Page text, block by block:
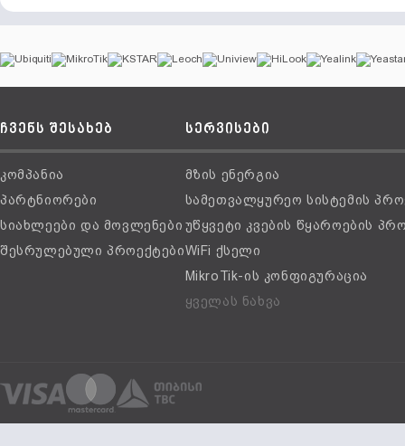
ჩვენს შესახებ
კომპანია
პარტნიორები
სიახლეები და მოვლენები
შესრულებული პროექტები
სერვისები
მზის ენერგია
სამეთვალყურეო სისტემის
უწყვეტი კვების წყაროების
WiFi ქსელი
MikroTik-ის კონფიგურაცია
ყველას ნახვა